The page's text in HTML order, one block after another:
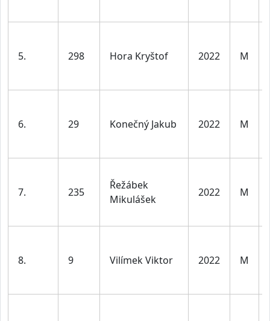
5. 298 Hora Kryštof 2022 M
6. 29 Konečný Jakub 2022 M
7. 235
Řežábek
Mikulášek
2022 M
8. 9 Vilímek Viktor 2022 M